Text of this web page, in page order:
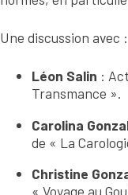
Une discussion avec :
Léon Salin :
Transmance ».
Carolina
de « La
Christine
« Voyage au